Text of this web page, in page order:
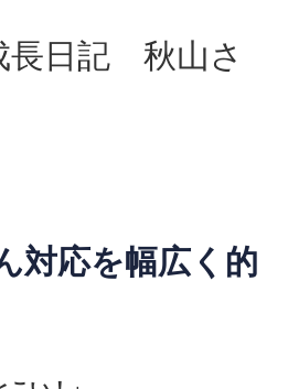
長日記 秋山さ
対応を幅広く的